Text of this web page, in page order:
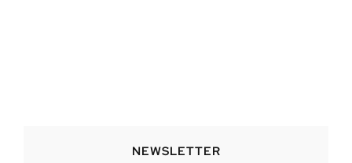
NEWSLETTER